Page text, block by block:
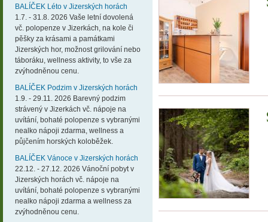
BALÍČEK Léto v Jizerských horách
1.7. - 31.8. 2026 Vaše letní dovolená
vč. polopenze v Jizerkách, na kole či
pěšky za krásami a památkami
Jizerských hor, možnost grilování nebo
táboráku, wellness aktivity, to vše za
zvýhodněnou cenu.
BALÍČEK Podzim v Jizerských horách
1.9. - 29.11. 2026 Barevný podzim
strávený v Jizerkách vč. nápoje na
uvítání, bohaté polopenze s vybranými
nealko nápoji zdarma, wellness a
půjčením horských koloběžek.
BALÍČEK Vánoce v Jizerských horách
22.12. - 27.12. 2026 Vánoční pobyt v
Jizerských horách vč. nápoje na
uvítání, bohaté polopenze s vybranými
nealko nápoji zdarma a wellness za
zvýhodněnou cenu.